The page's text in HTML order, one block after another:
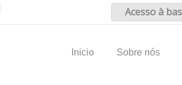
Acesso à
Inicio Sobre nós